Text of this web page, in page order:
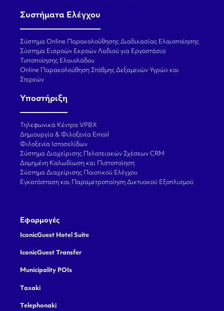
Συστήματα Ελέγχου
Σύστημα Online Παρακολούθησης Διαδικασίας Ελαιοποίησης
Σύστημα Εισροών Εκροών Λαδιού για Εργοστάσιο
Τυποποίησης Ελαιολάδου
Online Παρακολούθηση Στάθμης Δεξαμενών Υγρών και
Στερεών
Υποστήριξη
Τηλεφωνικά Κέντρα VPBX
Δημιουργία & Φιλοξενία Email
Φιλοξενία Ιστοσελίδων
Σύστημα Διαχείρισης Πελατειακών Σχέσεων CRM
Δομημένη Καλωδίωση και Πιστοποίηση
Σύστημα Διαχείρισης Ποιοτικού Ελέγχου
Εγκατάσταση και Παραμετροποίηση Δικτυακού Εξοπλισμού
Εφαρμογές
IconicGuest Hotel Suite
IconicGuest Transfer
Municipality POIs
Taxaki
Telephonaki